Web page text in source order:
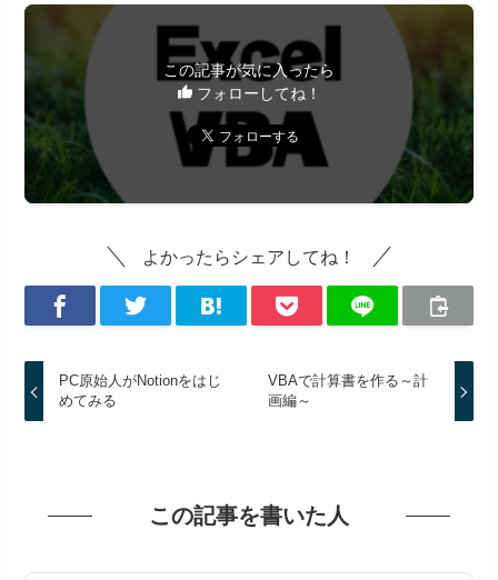
この記事が気に入ったら
フォローしてね！
よかったらシェアしてね！
PC原始人がNotionをはじ
めてみる
VBAで計算書を作る～計
画編～
この記事を書いた人